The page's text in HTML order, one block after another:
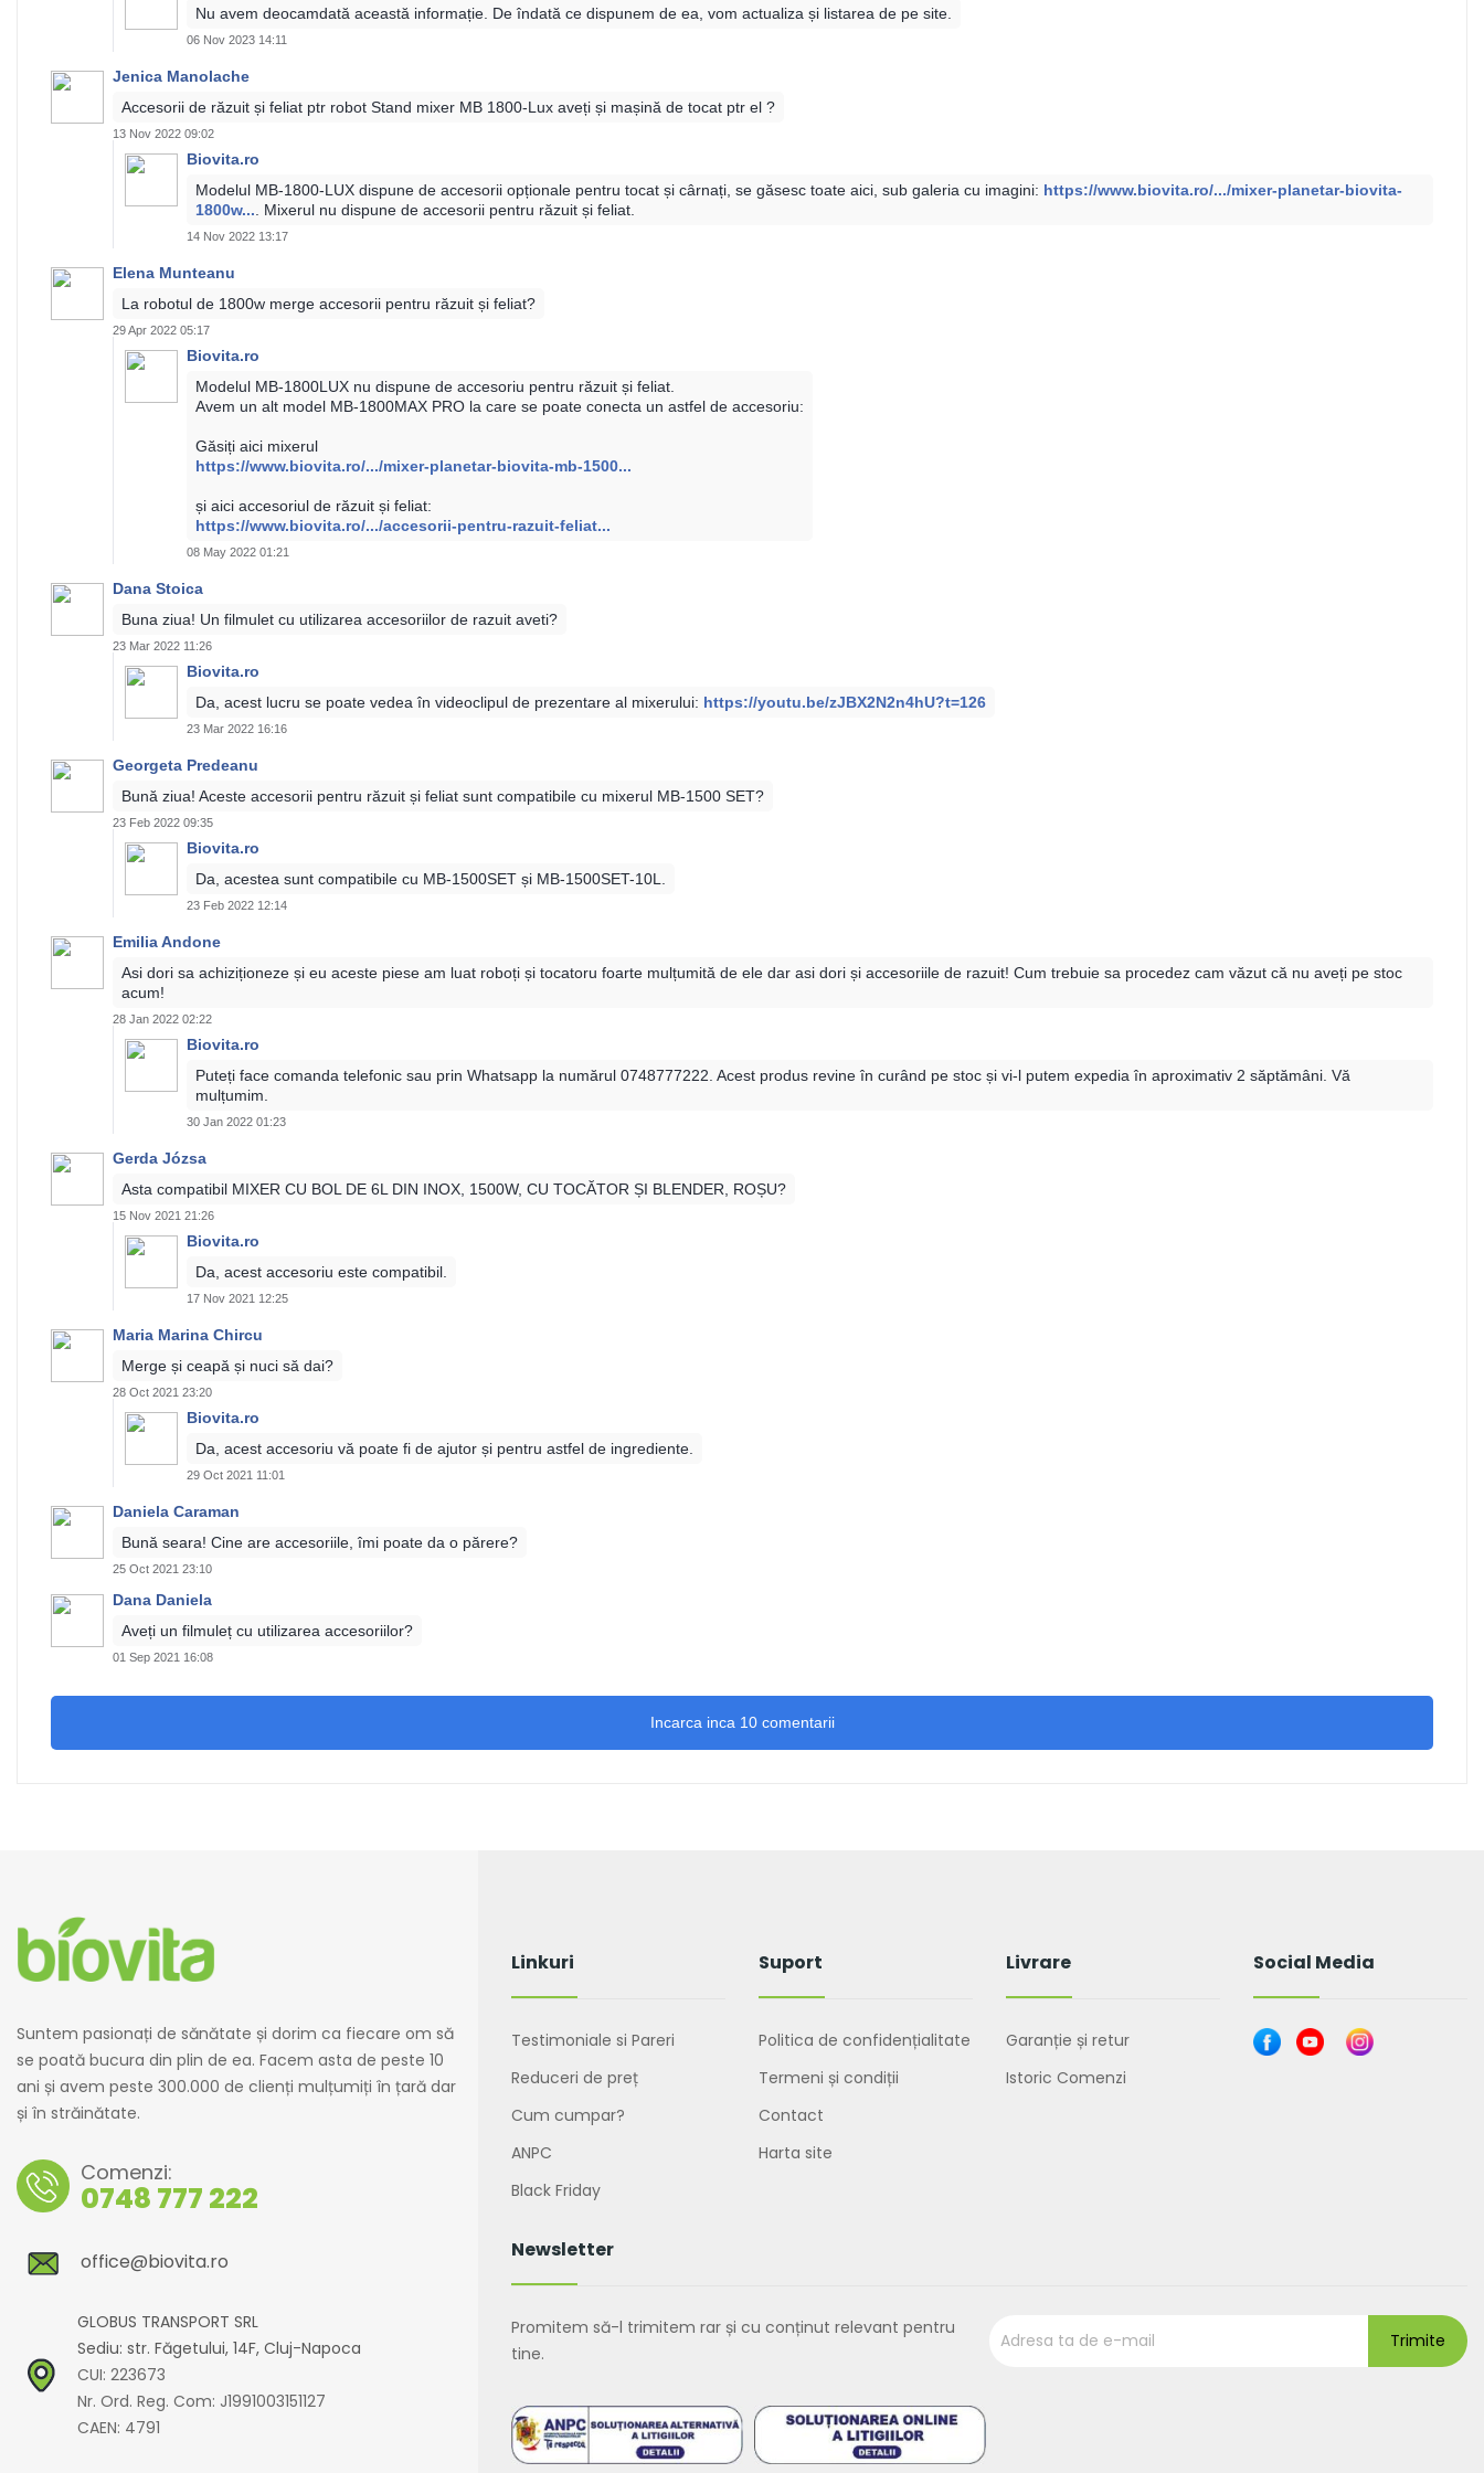
Nu avem deocamdată această informație. De îndată ce dispunem de ea, vom actualiza și listarea de pe site.
06 Nov 2023 14:11
Jenica Manolache
Accesorii de răzuit și feliat ptr robot Stand mixer MB 1800-Lux aveți și mașină de tocat ptr el ?
13 Nov 2022 09:02
Biovita.ro
Modelul MB-1800-LUX dispune de accesorii opționale pentru tocat și cârnați, se găsesc toate aici, sub galeria cu imagini: https://www.biovita.ro/.../mixer-planetar-biovita-
1800w.... Mixerul nu dispune de accesorii pentru răzuit și feliat.
14 Nov 2022 13:17
Elena Munteanu
La robotul de 1800w merge accesorii pentru răzuit și feliat?
29 Apr 2022 05:17
Biovita.ro
Modelul MB-1800LUX nu dispune de accesoriu pentru răzuit și feliat.
Avem un alt model MB-1800MAX PRO la care se poate conecta un astfel de accesoriu:
Găsiți aici mixerul
https://www.biovita.ro/.../mixer-planetar-biovita-mb-1500...
și aici accesoriul de răzuit și feliat:
https://www.biovita.ro/.../accesorii-pentru-razuit-feliat...
08 May 2022 01:21
Dana Stoica
Buna ziua! Un filmulet cu utilizarea accesoriilor de razuit aveti?
23 Mar 2022 11:26
Biovita.ro
Da, acest lucru se poate vedea în videoclipul de prezentare al mixerului: https://youtu.be/zJBX2N2n4hU?t=126
23 Mar 2022 16:16
Georgeta Predeanu
Bună ziua! Aceste accesorii pentru răzuit și feliat sunt compatibile cu mixerul MB-1500 SET?
23 Feb 2022 09:35
Biovita.ro
Da, acestea sunt compatibile cu MB-1500SET și MB-1500SET-10L.
23 Feb 2022 12:14
Emilia Andone
Asi dori sa achiziționeze și eu aceste piese am luat roboți și tocatoru foarte mulțumită de ele dar asi dori și accesoriile de razuit! Cum trebuie sa procedez cam văzut că nu aveți pe stoc
acum!
28 Jan 2022 02:22
Biovita.ro
Puteți face comanda telefonic sau prin Whatsapp la numărul 0748777222. Acest produs revine în curând pe stoc și vi-l putem expedia în aproximativ 2 săptămâni. Vă
mulțumim.
30 Jan 2022 01:23
Gerda Józsa
Asta compatibil MIXER CU BOL DE 6L DIN INOX, 1500W, CU TOCĂTOR ȘI BLENDER, ROȘU?
15 Nov 2021 21:26
Biovita.ro
Da, acest accesoriu este compatibil.
17 Nov 2021 12:25
Maria Marina Chircu
Merge și ceapă și nuci să dai?
28 Oct 2021 23:20
Biovita.ro
Da, acest accesoriu vă poate fi de ajutor și pentru astfel de ingrediente.
29 Oct 2021 11:01
Daniela Caraman
Bună seara! Cine are accesoriile, îmi poate da o părere?
25 Oct 2021 23:10
Dana Daniela
Aveți un filmuleț cu utilizarea accesoriilor?
01 Sep 2021 16:08
Incarca inca 10 comentarii
Suntem pasionați de sănătate și dorim ca fiecare om să
se poată bucura din plin de ea. Facem asta de peste 10
ani și avem peste 300.000 de clienți mulțumiți în țară dar
și în străinătate.
Comenzi:
0748 777 222
office@biovita.ro
GLOBUS TRANSPORT SRL
Sediu: str. Făgetului, 14F, Cluj-Napoca
CUI: 223673
Nr. Ord. Reg. Com: J1991003151127
CAEN: 4791
Linkuri
Testimoniale si Pareri
Reduceri de preț
Cum cumpar?
ANPC
Black Friday
Suport
Politica de confidențialitate
Termeni și condiții
Contact
Harta site
Livrare
Garanție și retur
Istoric Comenzi
Social Media
Newsletter
Promitem să-l trimitem rar și cu conținut relevant pentru
tine.